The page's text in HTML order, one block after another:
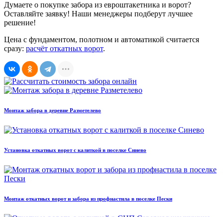
Думаете о покупке забора из евроштакетника и ворот?
Оставляйте заявку! Наши менеджеры подберут лучшее
решение!
Цена с фундаментом, полотном и автоматикой считается
сразу: расчёт откатных ворот.
Монтаж забора в деревне Разметелево
Установка откатных ворот с калиткой в поселке Синево
Монтаж откатных ворот и забора из профнастила в поселке Пески